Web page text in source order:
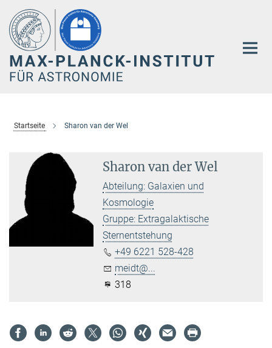
Hauptinhalt
Startseite Sharon van der Wel
Sharon van der Wel
Abteilung: Galaxien und
Kosmologie
Gruppe: Extragalaktische
Sternentstehung
+49 6221 528-428
meidt@...
318